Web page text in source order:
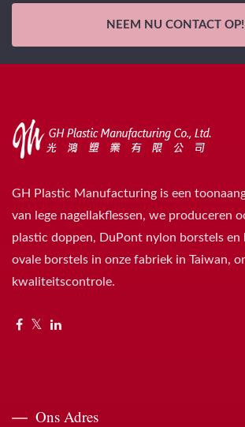
NEEM NU CONTACT
GH Plastic Manufacturing is een
van lege nagellakflessen, we produceren
plastic doppen, DuPont nylon borstels en
ovale borstels in onze fabriek in Taiwan,
kwaliteitscontrole.
Ons Adres